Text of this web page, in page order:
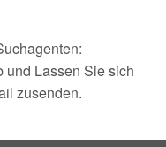
und Lassen Sie sich
zusenden.